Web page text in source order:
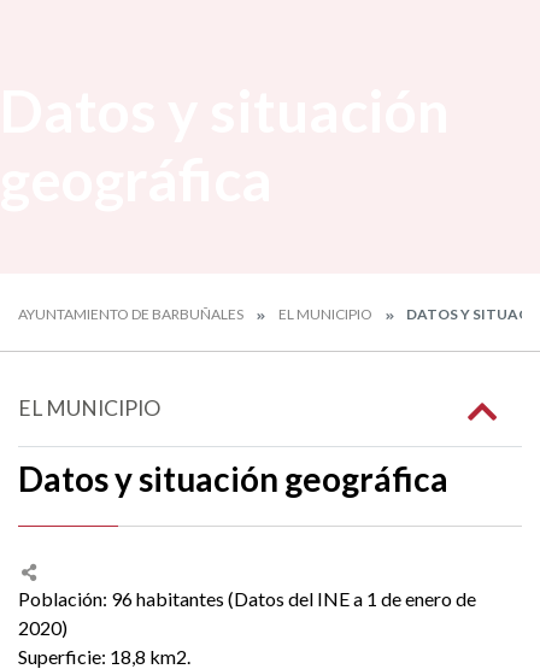
AYUNTAMIENTO DE BARBUÑALES EL MUNICIPIO DATOS Y
EL MUNICIPIO
Datos y situación geográfica
Población: 96 habitantes (Datos del INE a 1 de enero de
2020)
Superficie: 18,8 km2.